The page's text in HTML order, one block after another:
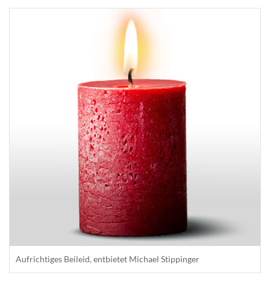
Aufrichtiges Beileid, entbietet Michael Stippinger